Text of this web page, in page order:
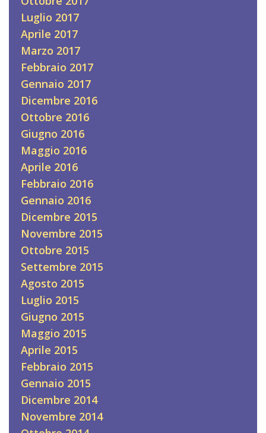
Luglio 2017
Aprile 2017
Marzo 2017
Febbraio 2017
Gennaio 2017
Dicembre 2016
Ottobre 2016
Giugno 2016
Maggio 2016
Aprile 2016
Febbraio 2016
Gennaio 2016
Dicembre 2015
Novembre 2015
Ottobre 2015
Settembre 2015
Agosto 2015
Luglio 2015
Giugno 2015
Maggio 2015
Aprile 2015
Febbraio 2015
Gennaio 2015
Dicembre 2014
Novembre 2014